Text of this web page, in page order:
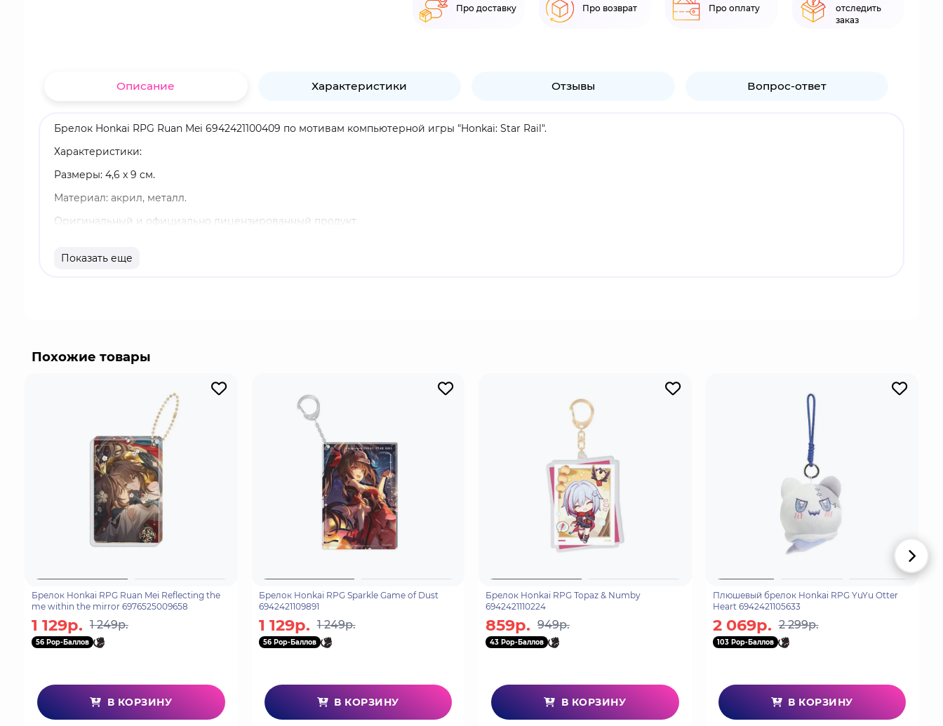
Про доставку Про возврат Про оплату
отследить
заказ
Описание Характеристики Отзывы Вопрос-ответ
Брелок Honkai RPG Ruan Mei 6942421100409 по мотивам компьютерной игры "Honkai: Star Rail".
Характеристики:
Размеры: 4,6 x 9 см.
Материал: акрил, металл.
Оригинальный и официально лицензированный продукт.
Руань Мэй - милый и элегантный учёный, член № 81 Общества гениев. Эксперт в области биологических наук. Своим талантом и ужасающим упорством она
Показать еще
Похожие товары
Брелок Honkai RPG Ruan Mei Reflecting the
me within the mirror 6976525009658
1 129р. 1 249р.
56 Pop-Баллов
В КОРЗИНУ
Брелок Honkai RPG Sparkle Game of Dust
6942421109891
1 129р. 1 249р.
56 Pop-Баллов
В КОРЗИНУ
Брелок Honkai RPG Topaz & Numby
6942421110224
859р. 949р.
43 Pop-Баллов
В КОРЗИНУ
Плюшевый брелок Honkai RPG YuYu Otter
Heart 6942421105633
2 069р. 2 299р.
103 Pop-Баллов
В КОРЗИНУ